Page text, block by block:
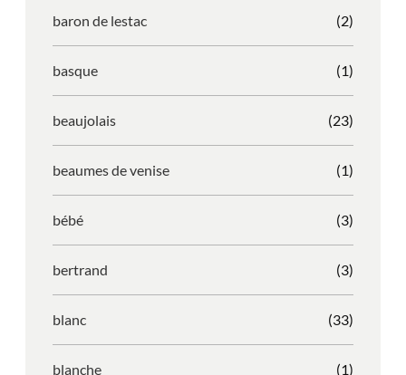
baron de lestac (2)
basque (1)
beaujolais (23)
beaumes de venise (1)
bébé (3)
bertrand (3)
blanc (33)
blanche (1)